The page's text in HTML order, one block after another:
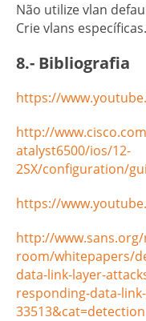
Não utilize vlan
Crie vlans específicas.
8.- Bibliografia
https://
http://
atalyst6500/ios/12-
2SX/configuration/
https://
http://
room/whitepapers/
data-link-layer-
responding-data-
33513&cat=detection